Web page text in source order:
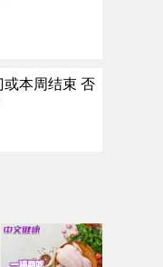
或本周结束 否